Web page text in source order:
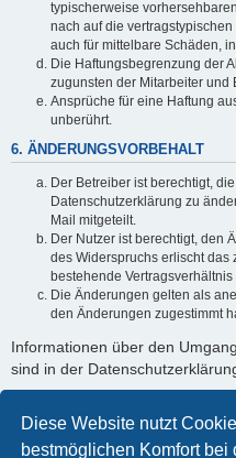
Diese Website nutzt
bestmöglichen Komfort bei
typischerweise
nach auf die
auch für mittelbare Schäden,
Die Haftungsbegrenzung der
zugunsten der Mitarbeiter und
Ansprüche für eine Haftung
unberührt.
6. ÄNDERUNGSVORBEHALT
Der Betreiber ist berechtigt,
Datenschutzerklärung zu
Mail mitgeteilt.
Der Nutzer ist berechtigt, den
des Widerspruchs erlischt das
bestehende
Die Änderungen gelten als
den Änderungen zugestimmt
Informationen über den
sind in der